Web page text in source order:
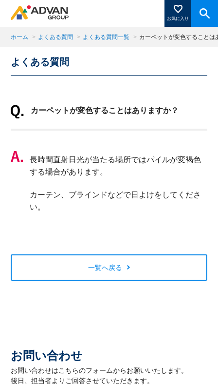
お気に入り
商品ページにある「お気に入り登録」を押すと登録した
商品がここに表示されます。
ホーム > よくある質問 > よくある質問一覧 > カーペットが変色することは
よくある質問
カーペットが変色することはありますか？
長時間直射日光が当たる場所ではパイルが変褐色
する場合があります。
カーテン、ブラインドなどで日よけをしてくださ
い。
一覧へ戻る
お問い合わせ
お問い合わせはこちらのフォームからお願いいたします。
後日、担当者よりご回答させていただきます。